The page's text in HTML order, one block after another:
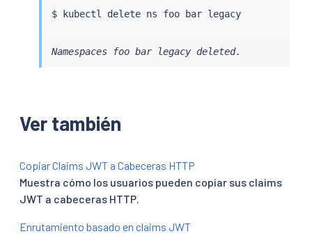
$ kubectl delete ns foo bar legacy
Namespaces foo bar legacy deleted.
Ver también
Copiar Claims JWT a Cabeceras HTTP
Muestra cómo los usuarios pueden copiar sus claims
JWT a cabeceras HTTP.
Enrutamiento basado en claims JWT